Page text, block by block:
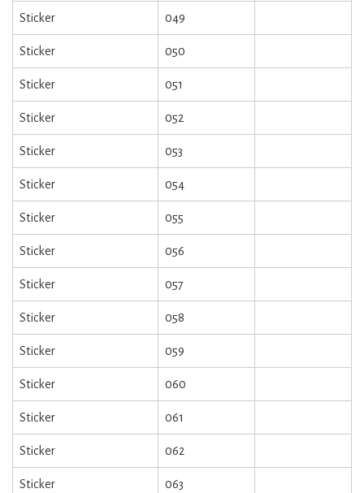
Sticker 049
Sticker 050
Sticker 051
Sticker 052
Sticker 053
Sticker 054
Sticker 055
Sticker 056
Sticker 057
Sticker 058
Sticker 059
Sticker 060
Sticker 061
Sticker 062
Sticker 063